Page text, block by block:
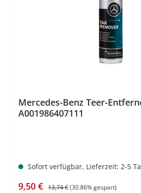
Mercedes-Benz Teer-
A001986407111
Sofort verfügbar, Lieferzeit: 2-5
Verkaufspreis:
9,50 € Regulärer Preis:
13,74 €(30.86% gespart)